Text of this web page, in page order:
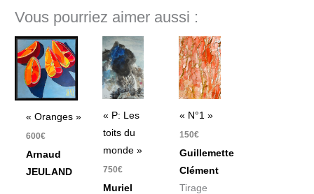
Vous pourriez aimer aussi :
« Oranges »
600€
Arnaud
JEULAND
« P: Les
toits du
monde »
750€
Muriel
« N°1 »
150€
Guillemette
Clément
Tirage